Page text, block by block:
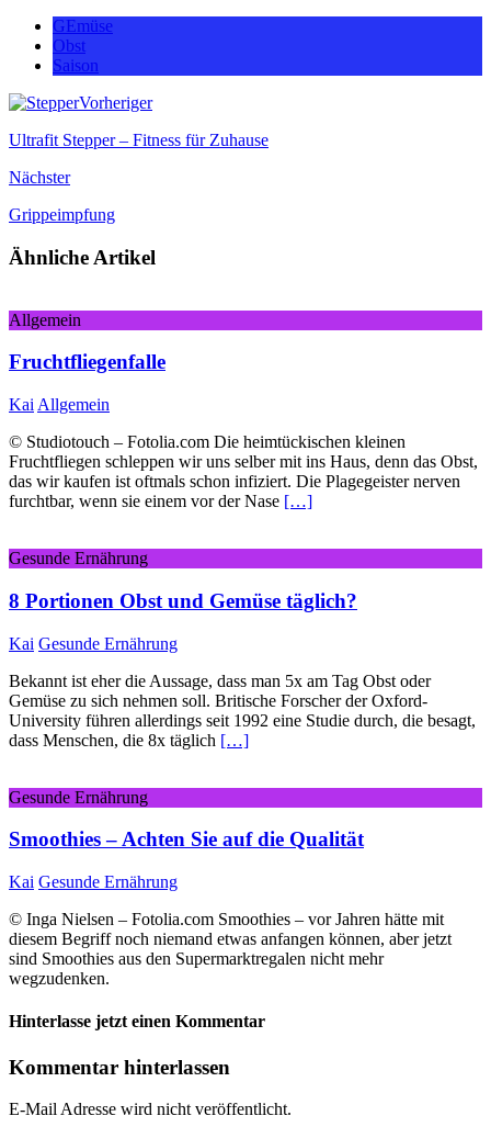
GEmüse
Obst
Saison
Vorheriger
Ultrafit Stepper – Fitness für Zuhause
Nächster
Grippeimpfung
Ähnliche Artikel
Allgemein
Fruchtfliegenfalle
Kai Allgemein
© Studiotouch – Fotolia.com Die heimtückischen kleinen
Fruchtfliegen schleppen wir uns selber mit ins Haus, denn das Obst,
das wir kaufen ist oftmals schon infiziert. Die Plagegeister nerven
furchtbar, wenn sie einem vor der Nase […]
Gesunde Ernährung
8 Portionen Obst und Gemüse täglich?
Kai Gesunde Ernährung
Bekannt ist eher die Aussage, dass man 5x am Tag Obst oder
Gemüse zu sich nehmen soll. Britische Forscher der Oxford-
University führen allerdings seit 1992 eine Studie durch, die besagt,
dass Menschen, die 8x täglich […]
Gesunde Ernährung
Smoothies – Achten Sie auf die Qualität
Kai Gesunde Ernährung
© Inga Nielsen – Fotolia.com Smoothies – vor Jahren hätte mit
diesem Begriff noch niemand etwas anfangen können, aber jetzt
sind Smoothies aus den Supermarktregalen nicht mehr
wegzudenken.
Hinterlasse jetzt einen Kommentar
Kommentar hinterlassen
E-Mail Adresse wird nicht veröffentlicht.